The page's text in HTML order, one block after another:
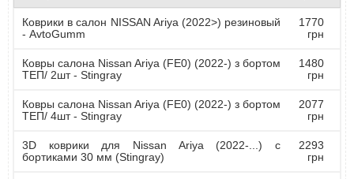
Коврики в салон NISSAN Ariya (2022>) резиновый
- AvtoGumm
1770
грн
Ковры салона Nissan Ariya (FE0) (2022-) з бортом
ТЕП/ 2шт - Stingray
1480
грн
Ковры салона Nissan Ariya (FE0) (2022-) з бортом
ТЕП/ 4шт - Stingray
2077
грн
3D коврики для Nissan Ariya (2022-...) с
бортиками 30 мм (Stingray)
2293
грн